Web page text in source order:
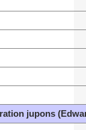
jupons